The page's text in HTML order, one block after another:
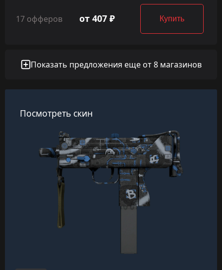
17 офферов от 407 ₽ Купить
Показать предложения еще от 8 магазинов
Посмотреть скин